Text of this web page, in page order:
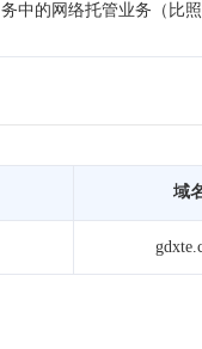
务中的网络托管业务（比
域